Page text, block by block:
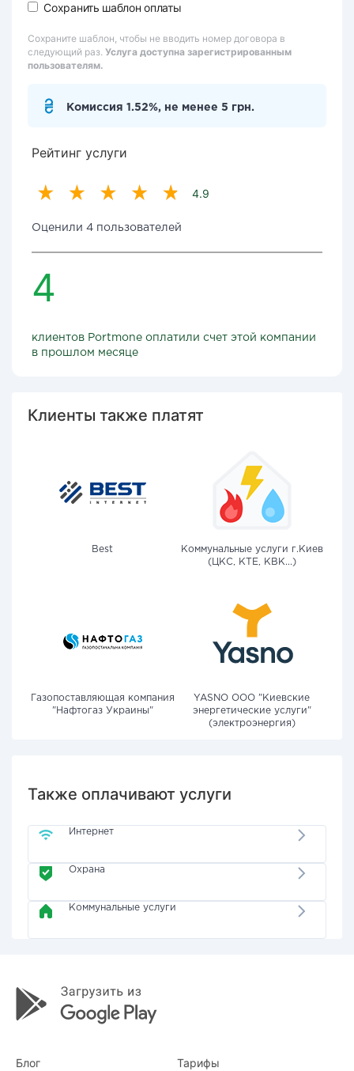
Сохранить шаблон оплаты
Сохраните шаблон, чтобы не вводить номер договора в
следующий раз. Услуга доступна зарегистрированным
пользователям.
Комиссия 1.52%, не менее 5 грн.
Рейтинг услуги
4.9
Оценили 4 пользователей
4
клиентов Portmone оплатили счет этой компании
в прошлом месяце
Клиенты также платят
Best
Коммунальные услуги г.Киев
(ЦКС, КТЕ, КВК...)
Газопоставляющая компания
"Нафтогаз Украины"
YASNO OOO "Киевские
энергетические услуги"
(электроэнергия)
Также оплачивают услуги
Интернет
Охрана
Коммунальные услуги
Блог Тарифы